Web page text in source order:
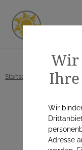
Startseite Alle Produkte
Wir
Wir
Adresse